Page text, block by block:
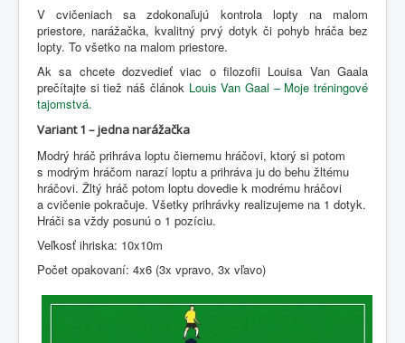
V cvičeniach sa zdokonaľujú kontrola lopty na malom
priestore, narážačka, kvalitný prvý dotyk či pohyb hráča bez
lopty. To všetko na malom priestore.
Ak sa chcete dozvedieť viac o filozofii Louisa Van Gaala
prečítajte si tiež náš článok Louis Van Gaal – Moje tréningové
tajomstvá.
Variant 1 – jedna narážačka
Modrý hráč prihráva loptu čiernemu hráčovi, ktorý si potom
s modrým hráčom narazí loptu a prihráva ju do behu žltému
hráčovi. Žltý hráč potom loptu dovedie k modrému hráčovi
a cvičenie pokračuje. Všetky prihrávky realizujeme na 1 dotyk.
Hráči sa vždy posunú o 1 pozíciu.
Veľkosť ihriska: 10x10m
Počet opakovaní: 4x6 (3x vpravo, 3x vľavo)